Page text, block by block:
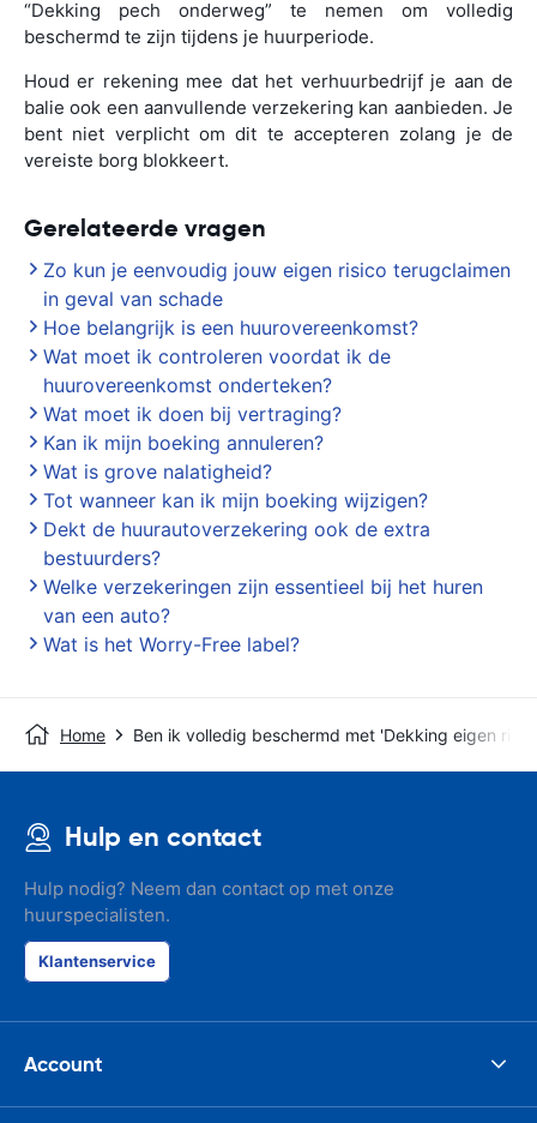
“Dekking pech onderweg” te nemen om volledig
beschermd te zijn tijdens je huurperiode.
Houd er rekening mee dat het verhuurbedrijf je aan de
balie ook een aanvullende verzekering kan aanbieden. Je
bent niet verplicht om dit te accepteren zolang je de
vereiste borg blokkeert.
Gerelateerde vragen
Zo kun je eenvoudig jouw eigen risico terugclaimen
in geval van schade
Hoe belangrijk is een huurovereenkomst?
Wat moet ik controleren voordat ik de
huurovereenkomst onderteken?
Wat moet ik doen bij vertraging?
Kan ik mijn boeking annuleren?
Wat is grove nalatigheid?
Tot wanneer kan ik mijn boeking wijzigen?
Dekt de huurautoverzekering ook de extra
bestuurders?
Welke verzekeringen zijn essentieel bij het huren
van een auto?
Wat is het Worry-Free label?
Home Ben ik volledig beschermd met 'Dekking eigen
Hulp en contact
Hulp nodig? Neem dan contact op met onze
huurspecialisten.
Klantenservice
Account